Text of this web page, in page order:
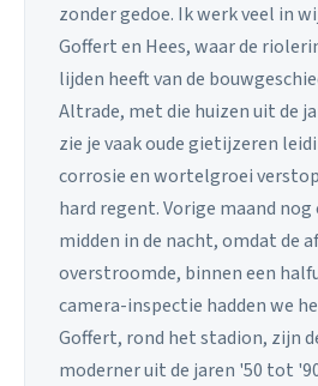
zonder gedoe. Ik werk veel in
Goffert en Hees, waar de
lijden heeft van de
Altrade, met die huizen uit de
zie je vaak oude gietijzeren
corrosie en wortelgroei
hard regent. Vorige maand nog
midden in de nacht, omdat de
overstroomde, binnen een
camera-inspectie hadden we
Goffert, rond het stadion, zijn
moderner uit de jaren '50 tot